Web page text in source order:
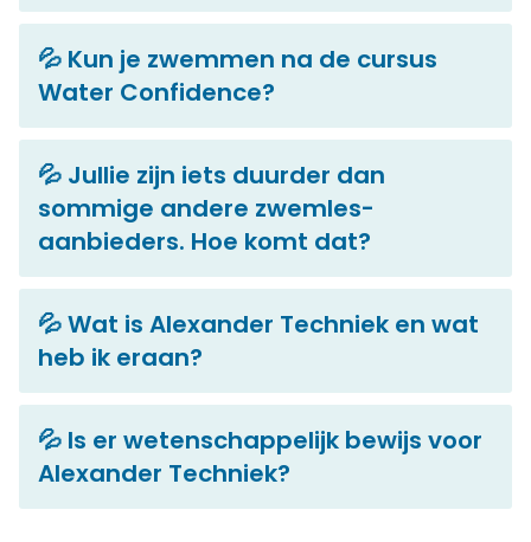
💦 Kun je zwemmen na de cursus
Water Confidence?
💦 Jullie zijn iets duurder dan
sommige andere zwemles-
aanbieders. Hoe komt dat?
💦 Wat is Alexander Techniek en wat
heb ik eraan?
💦 Is er wetenschappelijk bewijs voor
Alexander Techniek?